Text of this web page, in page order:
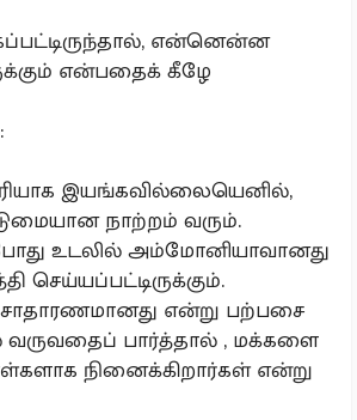
என்னென்ன
என்பதைக் கீழே
இயங்கவில்லையெனில்,
நாற்றம் வரும்.
உடலில் அம்மோனியாவானது
செய்யப்பட்டிருக்கும்.
என்று பற்பசை
வருவதைப் பார்த்தால் , மக்களை
நினைக்கிறார்கள் என்று